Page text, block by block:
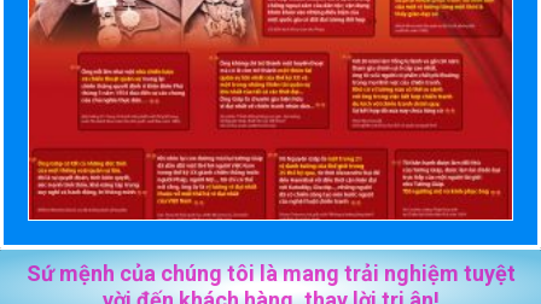
Sứ mệnh của chúng tôi là mang trải nghiệm tuyệt